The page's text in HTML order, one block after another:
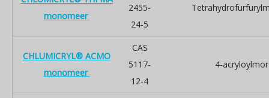
monomeer
2455-
24-5
CHLUMICRYL® ACMO
monomeer
CAS
5117-
12-4
4-